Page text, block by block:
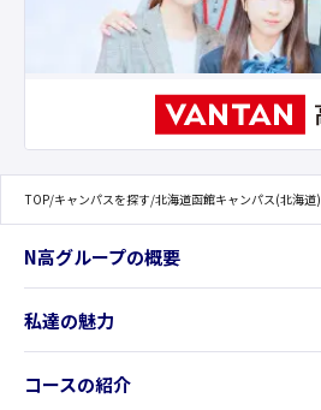
TOP/キャンパスを探す/北海道函館キャンパス(北海道)
N高グループの概要
私達の魅力
コースの紹介